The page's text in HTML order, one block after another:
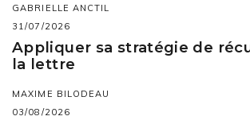
GABRIELLE ANCTIL
31/07/2026
Appliquer sa stratégie de
la lettre
MAXIME BILODEAU
03/08/2026